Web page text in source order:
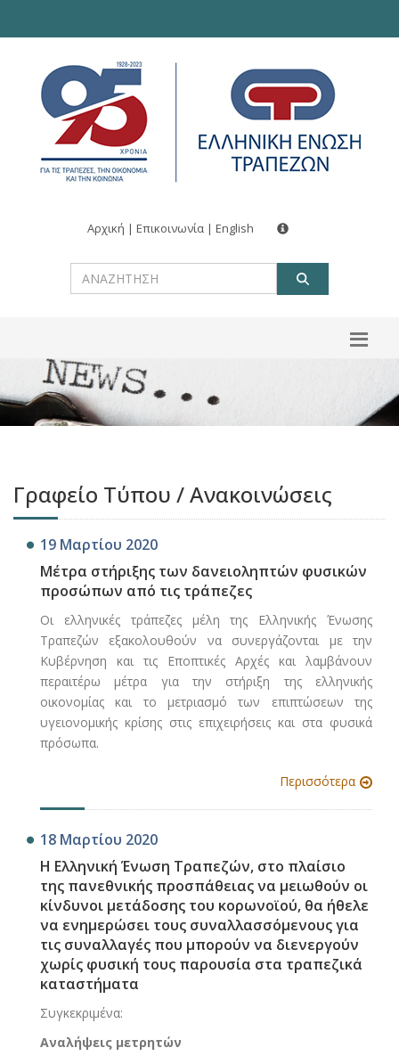
Αρχική | Επικοινωνία | English
Γραφείο Τύπου / Ανακοινώσεις
19 Μαρτίου 2020
Μέτρα στήριξης των δανειοληπτών φυσικών
προσώπων από τις τράπεζες
Οι ελληνικές τράπεζες μέλη της Ελληνικής Ένωσης
Τραπεζών εξακολουθούν να συνεργάζονται με την
Κυβέρνηση και τις Εποπτικές Αρχές και λαμβάνουν
περαιτέρω μέτρα για την στήριξη της ελληνικής
οικονομίας και το μετριασμό των επιπτώσεων της
υγειονομικής κρίσης στις επιχειρήσεις και στα φυσικά
πρόσωπα.
Περισσότερα
18 Μαρτίου 2020
Η Ελληνική Ένωση Τραπεζών, στο πλαίσιο
της πανεθνικής προσπάθειας να μειωθούν οι
κίνδυνοι μετάδοσης του κορωνοϊού, θα ήθελε
να ενημερώσει τους συναλλασσόμενους για
τις συναλλαγές που μπορούν να διενεργούν
χωρίς φυσική τους παρουσία στα τραπεζικά
καταστήματα
Συγκεκριμένα:
Αναλήψεις μετρητών